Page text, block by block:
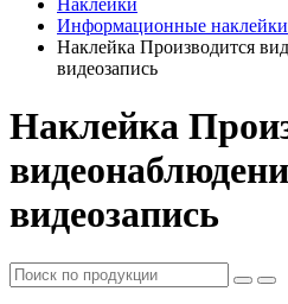
Наклейки
Информационные наклейки
Наклейка Производится
видеозапись
Наклейка
видеозапись